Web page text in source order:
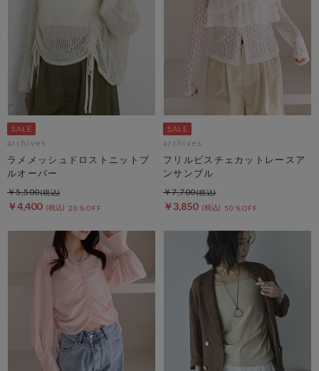
archives
ラメメッシュドロストニットプ
ルオーバー
￥4,400 20％OFF
￥5,500
archives
フリルビスチェカットレースア
ンサンブル
￥3,850 50％OFF
￥7,700